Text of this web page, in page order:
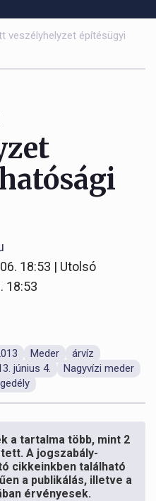
veszélyhelyzet építésügyi
18:53 | Utolsó
18:53
Meder
árvíz
június 4.
Nagyvízi meder
a tartalma több, mint 2
A jogszabály-
cikkeinkben található
a publikálás, illetve a
érvényesek.